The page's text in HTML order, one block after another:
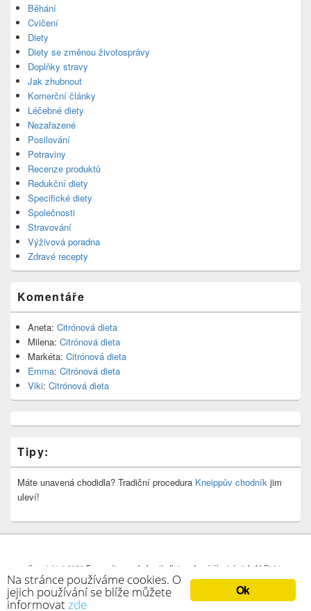
Běhání
Cvičení
Diety
Diety se změnou životosprávy
Doplňky stravy
Jak zhubnout
Komerční články
Léčebné diety
Nezařazené
Posilování
Potraviny
Recenze produktů
Redukční diety
Specifické diety
Společnosti
Stravování
Výživová poradna
Zdravé recepty
Komentáře
Aneta: Citrónová dieta
Milena: Citrónová dieta
Markéta: Citrónová dieta
Emma: Citrónová dieta
Viki: Citrónová dieta
Tipy:
Máte unavená chodidla? Tradiční procedura Kneippův chodník jim
uleví!
Copyright © 2026 Farmacity.cz – hubnutí, diety, zdravý životní styl . All Rights
Reserved.
Theme: Catch Box byCatch Themes
Ok
Na stránce používáme cookies. O
jejich používání se blíže můžete
informovatzde